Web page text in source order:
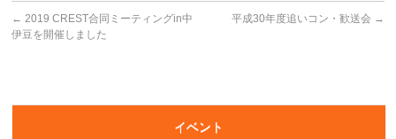
← 2019 CREST合同ミーティングin中
伊豆を開催しました
平成30年度追いコン・歓送会 →
イベント